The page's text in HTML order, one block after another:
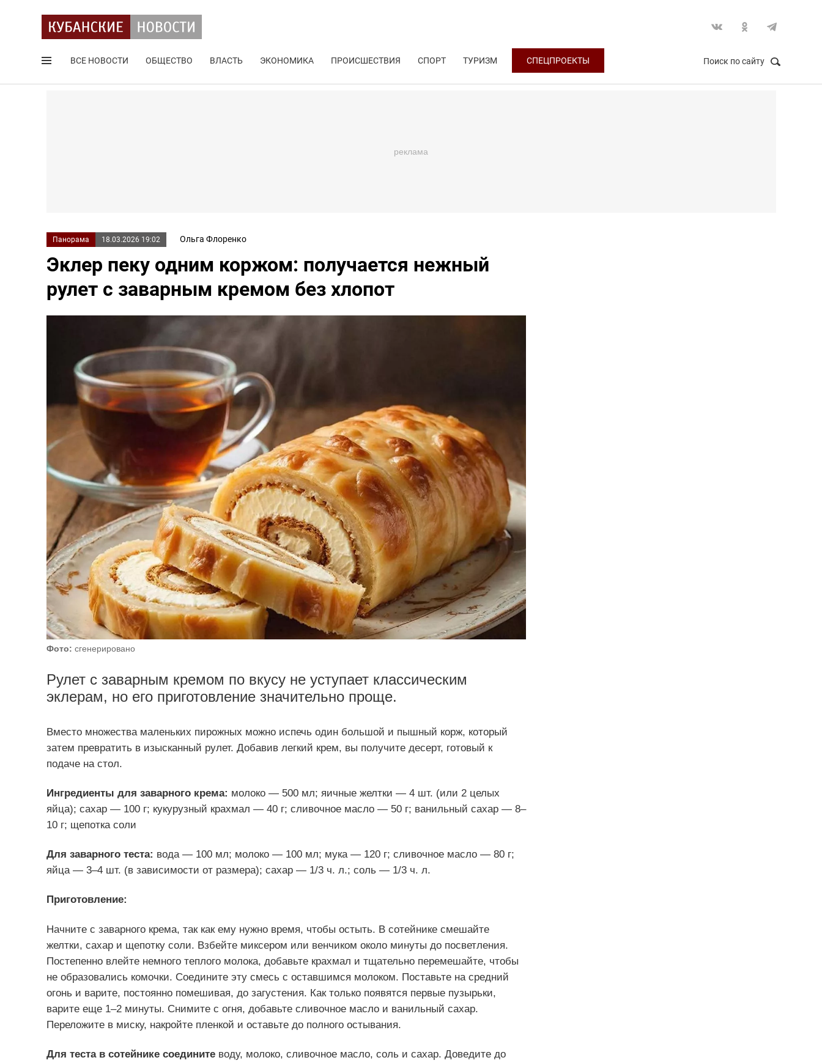
ВСЕ НОВОСТИ ОБЩЕСТВО ВЛАСТЬ ЭКОНОМИКА ПРОИСШЕСТВИЯ СПОРТ ТУРИЗМ СПЕЦПРОЕКТЫ Поиск по сайту
Панорама 18.03.2026 19:02 Ольга Флоренко
Эклер пеку одним коржом: получается нежный
рулет с заварным кремом без хлопот
Фото: сгенерировано
Рулет с заварным кремом по вкусу не уступает классическим
эклерам, но его приготовление значительно проще.
Вместо множества маленьких пирожных можно испечь один большой и пышный корж, который
затем превратить в изысканный рулет. Добавив легкий крем, вы получите десерт, готовый к
подаче на стол.
Ингредиенты для заварного крема: молоко — 500 мл; яичные желтки — 4 шт. (или 2 целых
яйца); сахар — 100 г; кукурузный крахмал — 40 г; сливочное масло — 50 г; ванильный сахар — 8–
10 г; щепотка соли
Для заварного теста: вода — 100 мл; молоко — 100 мл; мука — 120 г; сливочное масло — 80 г;
яйца — 3–4 шт. (в зависимости от размера); сахар — 1/3 ч. л.; соль — 1/3 ч. л.
Приготовление:
Начните с заварного крема, так как ему нужно время, чтобы остыть. В сотейнике смешайте
желтки, сахар и щепотку соли. Взбейте миксером или венчиком около минуты до посветления.
Постепенно влейте немного теплого молока, добавьте крахмал и тщательно перемешайте, чтобы
не образовались комочки. Соедините эту смесь с оставшимся молоком. Поставьте на средний
огонь и варите, постоянно помешивая, до загустения. Как только появятся первые пузырьки,
варите еще 1–2 минуты. Снимите с огня, добавьте сливочное масло и ванильный сахар.
Переложите в миску, накройте пленкой и оставьте до полного остывания.
Для теста в сотейнике соединитеводу, молоко, сливочное масло, соль и сахар. Доведите до